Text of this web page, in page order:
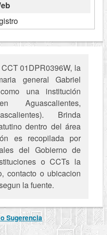
01DPR0396W, la
general Gabriel
una institución
Aguascalientes,
Brinda
dentro del área
es recopilada por
del Gobierno de
o CCTs la
contacto o ubicacion
la fuente.
Sugerencia